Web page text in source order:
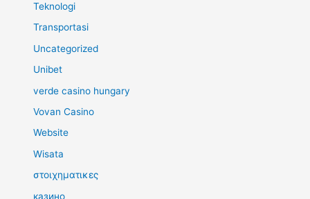
Teknologi
Transportasi
Uncategorized
Unibet
verde casino hungary
Vovan Casino
Website
Wisata
στοιχηματικες
казино